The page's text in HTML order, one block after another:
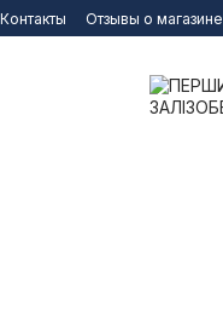
Контакты Отзывы о магазине